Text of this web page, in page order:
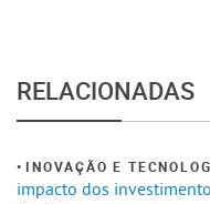
RELACIONADAS
INOVAÇÃO E
impacto dos